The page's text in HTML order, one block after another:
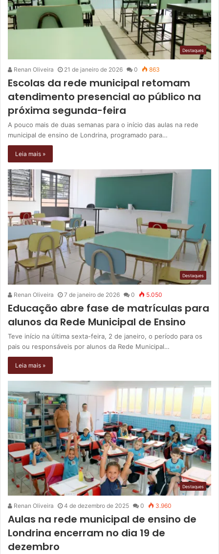
Destaques
Renan Oliveira 21 de janeiro de 2026 0 863
Escolas da rede municipal retomam
atendimento presencial ao público na
próxima segunda-feira
A pouco mais de duas semanas para o início das aulas na rede
municipal de ensino de Londrina, programado para…
Leia mais »
Destaques
Renan Oliveira 7 de janeiro de 2026 0 5.050
Educação abre fase de matrículas para
alunos da Rede Municipal de Ensino
Teve início na última sexta-feira, 2 de janeiro, o período para os
pais ou responsáveis por alunos da Rede Municipal…
Leia mais »
Destaques
Renan Oliveira 4 de dezembro de 2025 0 3.960
Aulas na rede municipal de ensino de
Londrina encerram no dia 19 de
dezembro